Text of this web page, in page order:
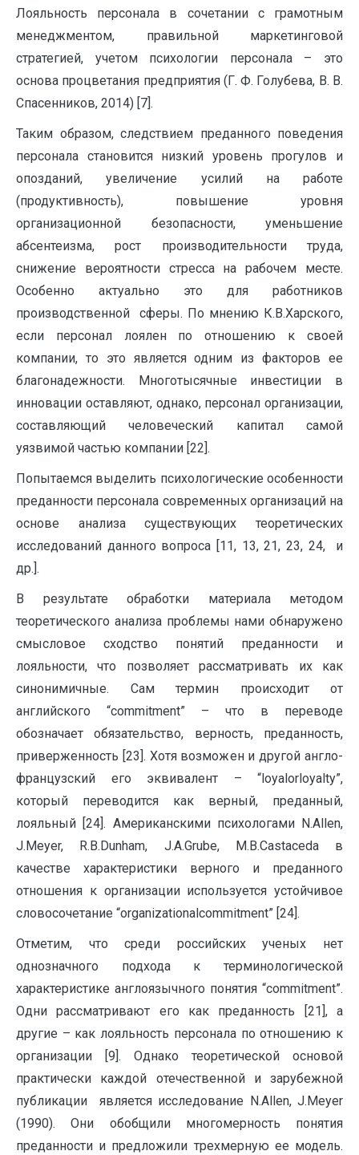
Лояльность персонала в сочетании с грамотным
менеджментом, правильной маркетинговой
стратегией, учетом психологии персонала – это
основа процветания предприятия (Г. Ф. Голубева, В. В.
Спасенников, 2014) [7].
Таким образом, следствием преданного поведения
персонала становится низкий уровень прогулов и
опозданий, увеличение усилий на работе
(продуктивность), повышение уровня
организационной безопасности, уменьшение
абсентеизма, рост производительности труда,
снижение вероятности стресса на рабочем месте.
Особенно актуально это для работников
производственной сферы. По мнению К.В.Харского,
если персонал лоялен по отношению к своей
компании, то это является одним из факторов ее
благонадежности. Многотысячные инвестиции в
инновации оставляют, однако, персонал организации,
составляющий человеческий капитал самой
уязвимой частью компании [22].
Попытаемся выделить психологические особенности
преданности персонала современных организаций на
основе анализа существующих теоретических
исследований данного вопроса [11, 13, 21, 23, 24, и
др.].
В результате обработки материала методом
теоретического анализа проблемы нами обнаружено
смысловое сходство понятий преданности и
лояльности, что позволяет рассматривать их как
синонимичные. Сам термин происходит от
английского “commitment” – что в переводе
обозначает обязательство, верность, преданность,
приверженность [23]. Хотя возможен и другой англо-
французский его эквивалент – “loyalorloyalty”,
который переводится как верный, преданный,
лояльный [24]. Американскими психологами N.Allen,
J.Meyer, R.B.Dunham, J.A.Grube, M.B.Castaceda в
качестве характеристики верного и преданного
отношения к организации используется устойчивое
словосочетание “organizationalcommitment” [24].
Отметим, что среди российских ученых нет
однозначного подхода к терминологической
характеристике англоязычного понятия “commitment”.
Одни рассматривают его как преданность [21], а
другие – как лояльность персонала по отношению к
организации [9]. Однако теоретической основой
практически каждой отечественной и зарубежной
публикации является исследование N.Allen, J.Meyer
(1990). Они обобщили многомерность понятия
преданности и предложили трехмерную ее модель.